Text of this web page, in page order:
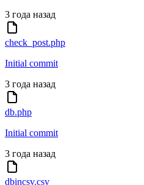
3 года назад
check_post.php
Initial commit
3 года назад
db.php
Initial commit
3 года назад
dbincsv.csv